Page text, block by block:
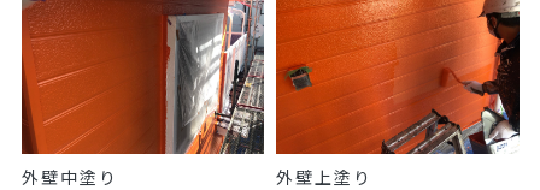
外壁中塗り 外壁上塗り